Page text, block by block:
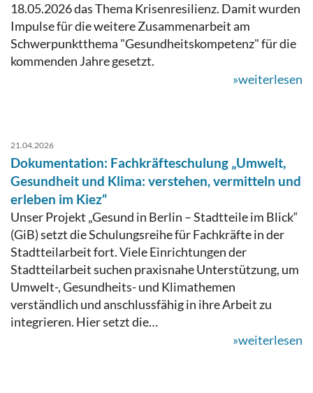
18.05.2026 das Thema Krisenresilienz. Damit wurden
Impulse für die weitere Zusammenarbeit am
Schwerpunktthema "Gesundheitskompetenz" für die
kommenden Jahre gesetzt.
»weiterlesen
21.04.2026
Dokumentation: Fachkräfteschulung „Umwelt,
Gesundheit und Klima: verstehen, vermitteln und
erleben im Kiez“
Unser Projekt „Gesund in Berlin – Stadtteile im Blick“
(GiB) setzt die Schulungsreihe für Fachkräfte in der
Stadtteilarbeit fort. Viele Einrichtungen der
Stadtteilarbeit suchen praxisnahe Unterstützung, um
Umwelt-, Gesundheits- und Klimathemen
verständlich und anschlussfähig in ihre Arbeit zu
integrieren. Hier setzt die…
»weiterlesen